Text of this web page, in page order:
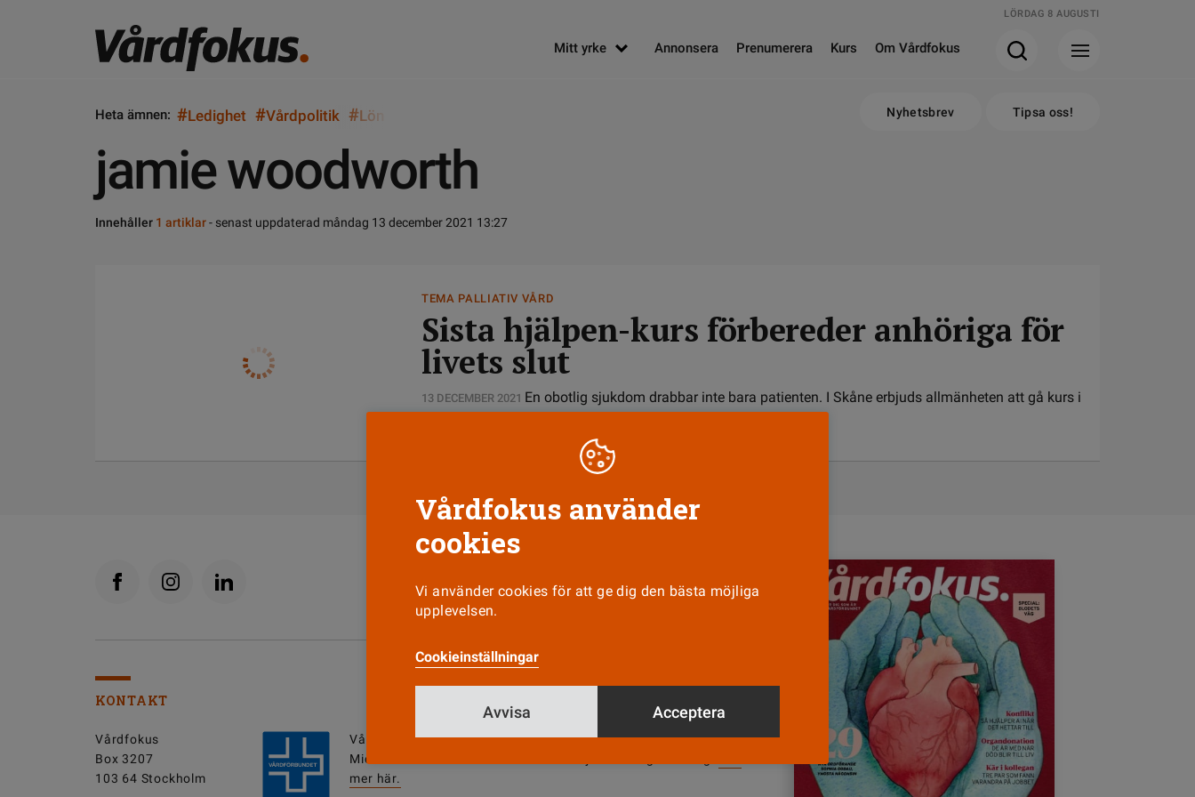
LÖRDAG 8 AUGUSTI
Mitt yrke Annonsera Prenumerera Kurs Om Vårdfokus
Heta ämnen: #Ledighet #Vårdpolitik #Lön Nyhetsbrev Tipsa oss!
jamie woodworth
Innehåller 1 artiklar- senast uppdaterad måndag 13 december 2021 13:27
TEMA PALLIATIV VÅRD
Sista hjälpen-kurs förbereder anhöriga för
livets slut
13 DECEMBER 2021 En obotlig sjukdom drabbar inte bara patienten. I Skåne erbjuds allmänheten att gå kurs i
KONTAKT
Vårdfokus
Box 3207
103 64 Stockholm
Vårdfokus ges ut avVårdförbundetoch ansvarig utgivare är
Michelle Wahrolén. Vårdfokus har en självständig ställning.
mer här.
Vårdfokus använder
cookies
Vi använder cookies för att ge dig den bästa möjliga
upplevelsen.
Cookieinställningar
Avvisa Acceptera